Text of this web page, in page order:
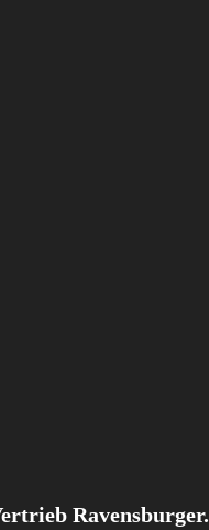
Ravensburger.